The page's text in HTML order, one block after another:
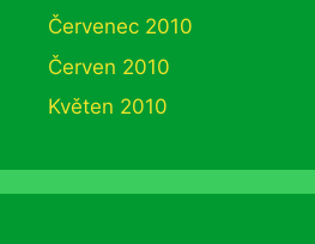
Červenec 2010
Červen 2010
Květen 2010